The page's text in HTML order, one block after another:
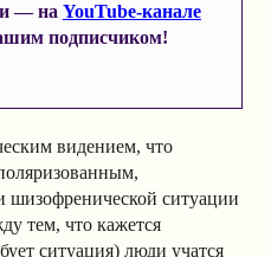
— на YouTube-канале
подписчиком!
видением, что
шизофренической ситуации
тем, что кажется
ситуация) люди учатся